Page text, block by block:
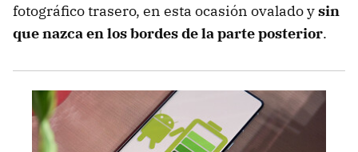
fotográfico trasero, en esta ocasión ovalado ysin
que nazca en los bordes de la parte posterior.